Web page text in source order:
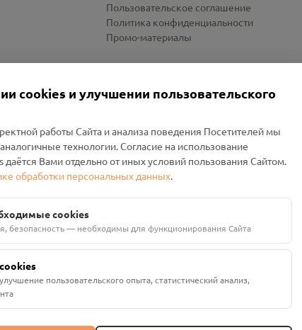
Пользовательское соглашение
Политика конфиденциальности
Промо-материалы
Помним»
г. Рудня, улица Западная, д. 26А, пом. 18
cookies и улучшении пользовательского
работы Сайта и анализа поведения Посетителей мы
технологии. Согласие на использование
даётся Вами отдельно от иных условий пользования Сайтом.
обработки персональных данных.
cookies
безопасность — необходимы для функционирования Сайта
пользовательского опыта, статистический анализ,